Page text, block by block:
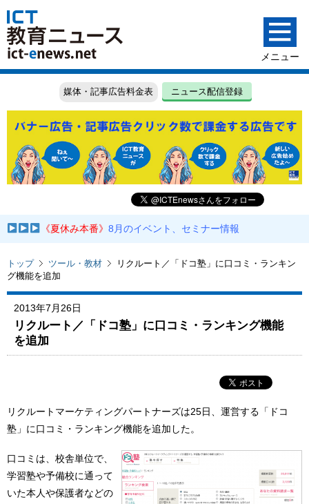
媒体・記事広告料金表 ニュース配信登録
《夏休み本番》8月のイベント、セミナー情報
トップ ツール・教材
リクルート／「ドコ塾」に口コミ・ランキン
グ機能を追加
2013年7月26日
リクルート／「ドコ塾」に口コミ・ランキング機能
を追加
リクルートマーケティングパートナーズは25日、運営する「ドコ
塾」に口コミ・ランキング機能を追加した。
口コミは、校舎単位で、
学習塾や予備校に通って
いた本人や保護者などの